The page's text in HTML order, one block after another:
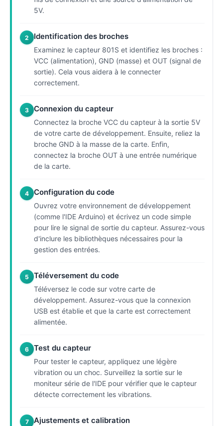
5V.
2 Identification des broches
Examinez le capteur 801S et identifiez les broches :
VCC (alimentation), GND (masse) et OUT (signal de
sortie). Cela vous aidera à le connecter
correctement.
3 Connexion du capteur
Connectez la broche VCC du capteur à la sortie 5V
de votre carte de développement. Ensuite, reliez la
broche GND à la masse de la carte. Enfin,
connectez la broche OUT à une entrée numérique
de la carte.
4 Configuration du code
Ouvrez votre environnement de développement
(comme l'IDE Arduino) et écrivez un code simple
pour lire le signal de sortie du capteur. Assurez-vous
d'inclure les bibliothèques nécessaires pour la
gestion des entrées.
5 Téléversement du code
Téléversez le code sur votre carte de
développement. Assurez-vous que la connexion
USB est établie et que la carte est correctement
alimentée.
6 Test du capteur
Pour tester le capteur, appliquez une légère
vibration ou un choc. Surveillez la sortie sur le
moniteur série de l'IDE pour vérifier que le capteur
détecte correctement les vibrations.
7 Ajustements et calibration